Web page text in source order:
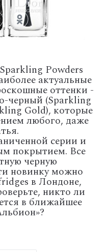
Powders
актуальные
оттенки -
черный (Sparkling
Gold), которые
любого, даже
серии и
покрытием. Все
черную
новинку можно
в Лондоне,
никто ли
в ближайшее